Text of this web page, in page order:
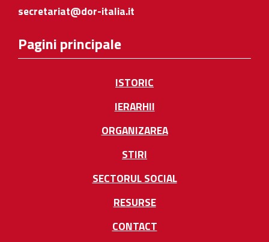
secretariat@dor-italia.it
Pagini principale
ISTORIC
IERARHII
ORGANIZAREA
STIRI
SECTORUL SOCIAL
RESURSE
CONTACT